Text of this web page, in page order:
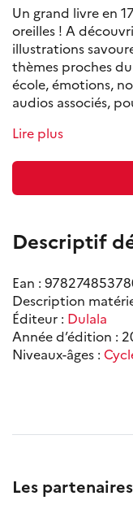
Un grand livre en
oreilles ! A
illustrations
thèmes proches
école, émotions,
audios associés,
Lire plus
Descriptif
Ean :
Description
Éditeur : Dulala
Année d’édition :
Niveaux-âges :
Les partenaires